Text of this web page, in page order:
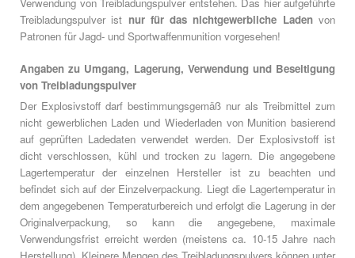
Treibladungspulver ist nur für das nichtgewerbliche Ladenvon
Patronen für Jagd- und Sportwaffenmunition vorgesehen!
Angaben zu Umgang, Lagerung, Verwendung und Beseitigung
von Treibladungspulver
Der Explosivstoff darf bestimmungsgemäß nur als Treibmittel zum
nicht gewerblichen Laden und Wiederladen von Munition basierend
auf geprüften Ladedaten verwendet werden. Der Explosivstoff ist
dicht verschlossen, kühl und trocken zu lagern. Die angegebene
Lagertemperatur der einzelnen Hersteller ist zu beachten und
befindet sich auf der Einzelverpackung. Liegt die Lagertemperatur in
dem angegebenen Temperaturbereich und erfolgt die Lagerung in der
Originalverpackung, so kann die angegebene, maximale
Verwendungsfrist erreicht werden (meistens ca. 10-15 Jahre nach